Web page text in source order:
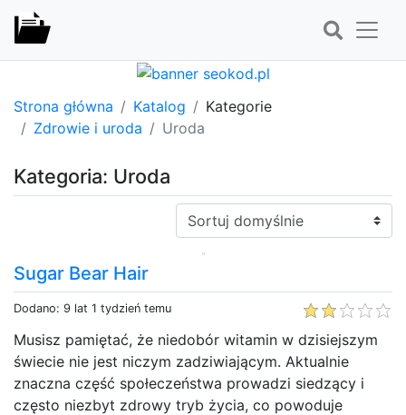
Strona główna Katalog
Kategorie
Zdrowie i uroda
Uroda
Kategoria: Uroda
Sortuj:
Sugar Bear Hair
Dodano: 9 lat 1 tydzień temu
Musisz pamiętać, że niedobór witamin w dzisiejszym
świecie nie jest niczym zadziwiającym. Aktualnie
znaczna część społeczeństwa prowadzi siedzący i
często niezbyt zdrowy tryb życia, co powoduje